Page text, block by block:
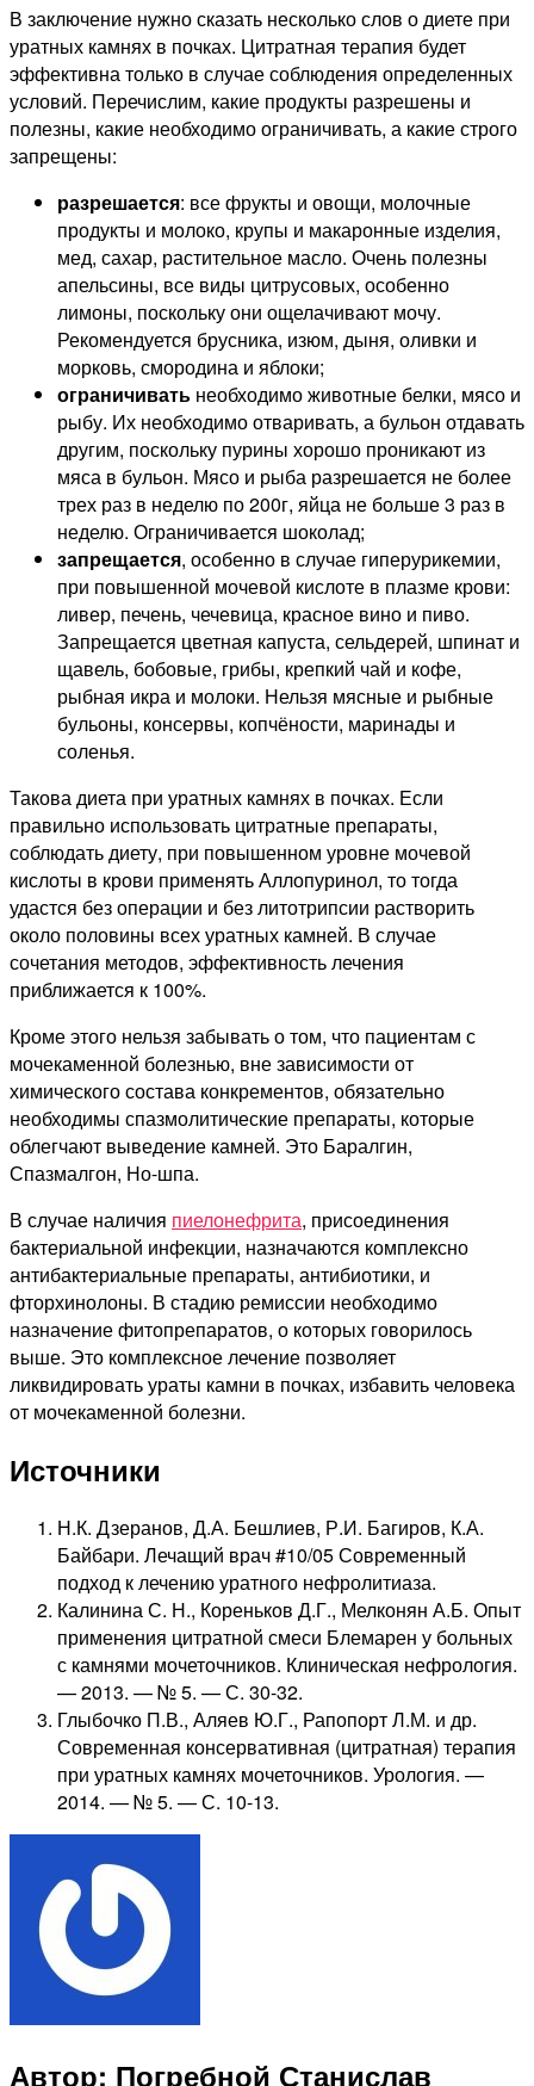
В заключение нужно сказать несколько слов о диете при
уратных камнях в почках. Цитратная терапия будет
эффективна только в случае соблюдения определенных
условий. Перечислим, какие продукты разрешены и
полезны, какие необходимо ограничивать, а какие строго
запрещены:
разрешается: все фрукты и овощи, молочные
продукты и молоко, крупы и макаронные изделия,
мед, сахар, растительное масло. Очень полезны
апельсины, все виды цитрусовых, особенно
лимоны, поскольку они ощелачивают мочу.
Рекомендуется брусника, изюм, дыня, оливки и
морковь, смородина и яблоки;
ограничивать необходимо животные белки, мясо и
рыбу. Их необходимо отваривать, а бульон отдавать
другим, поскольку пурины хорошо проникают из
мяса в бульон. Мясо и рыба разрешается не более
трех раз в неделю по 200г, яйца не больше 3 раз в
неделю. Ограничивается шоколад;
запрещается, особенно в случае гиперурикемии,
при повышенной мочевой кислоте в плазме крови:
ливер, печень, чечевица, красное вино и пиво.
Запрещается цветная капуста, сельдерей, шпинат и
щавель, бобовые, грибы, крепкий чай и кофе,
рыбная икра и молоки. Нельзя мясные и рыбные
бульоны, консервы, копчёности, маринады и
соленья.
Такова диета при уратных камнях в почках. Если
правильно использовать цитратные препараты,
соблюдать диету, при повышенном уровне мочевой
кислоты в крови применять Аллопуринол, то тогда
удастся без операции и без литотрипсии растворить
около половины всех уратных камней. В случае
сочетания методов, эффективность лечения
приближается к 100%.
Кроме этого нельзя забывать о том, что пациентам с
мочекаменной болезнью, вне зависимости от
химического состава конкрементов, обязательно
необходимы спазмолитические препараты, которые
облегчают выведение камней. Это Баралгин,
Спазмалгон, Но-шпа.
В случае наличия пиелонефрита, присоединения
бактериальной инфекции, назначаются комплексно
антибактериальные препараты, антибиотики, и
фторхинолоны. В стадию ремиссии необходимо
назначение фитопрепаратов, о которых говорилось
выше. Это комплексное лечение позволяет
ликвидировать ураты камни в почках, избавить человека
от мочекаменной болезни.
Источники
Н.К. Дзеранов, Д.А. Бешлиев, Р.И. Багиров, К.А.
Байбари. Лечащий врач #10/05 Современный
подход к лечению уратного нефролитиаза.
Калинина С. Н., Кореньков Д.Г., Мелконян А.Б. Опыт
применения цитратной смеси Блемарен у больных
с камнями мочеточников. Клиническая нефрология.
— 2013. — № 5. — С. 30-32.
Глыбочко П.В., Аляев Ю.Г., Рапопорт Л.М. и др.
Современная консервативная (цитратная) терапия
при уратных камнях мочеточников. Урология. —
2014. — № 5. — С. 10-13.
Автор: Погребной Станислав